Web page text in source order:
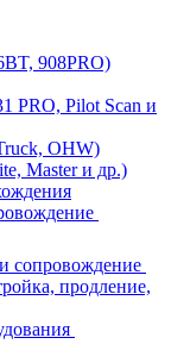
908PRO)
PRO, Pilot Scan и
OHW)
Master и др.)
сопровождение
продление,